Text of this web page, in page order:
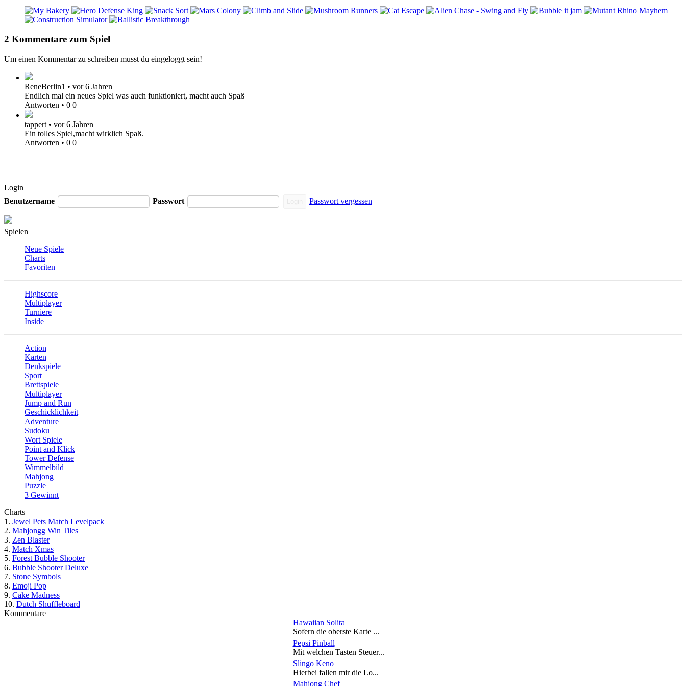
2 Kommentare zum Spiel
Um einen Kommentar zu schreiben musst du eingeloggt sein!
ReneBerlin1 • vor 6 Jahren
Endlich mal ein neues Spiel was auch funktioniert, macht auch Spaß
Antworten • 0 0
tappert • vor 6 Jahren
Ein tolles Spiel,macht wirklich Spaß.
Antworten • 0 0
Login
Benutzername
Passwort Passwort vergessen
Spielen
Neue Spiele
Charts
Favoriten
Highscore
Multiplayer
Turniere
Inside
Action
Karten
Denkspiele
Sport
Brettspiele
Multiplayer
Jump and Run
Geschicklichkeit
Adventure
Sudoku
Wort Spiele
Point and Klick
Tower Defense
Wimmelbild
Mahjong
Puzzle
3 Gewinnt
Charts
1. Jewel Pets Match Levelpack
2. Mahjongg Win Tiles
3. Zen Blaster
4. Match Xmas
5. Forest Bubble Shooter
6. Bubble Shooter Deluxe
7. Stone Symbols
8. Emoji Pop
9. Cake Madness
10. Dutch Shuffleboard
Kommentare
Hawaiian Solita
Sofern die oberste Karte ...
Pepsi Pinball
Mit welchen Tasten Steuer...
Slingo Keno
Hierbei fallen mir die Lo...
Mahjong Chef